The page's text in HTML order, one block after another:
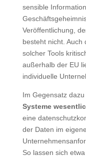
sensible
Veröffentlichung,
besteht nicht. Auch
solcher Tools
außerhalb der EU
individuelle
Im Gegensatz dazu
Systeme
eine
der Daten im
So lassen sich